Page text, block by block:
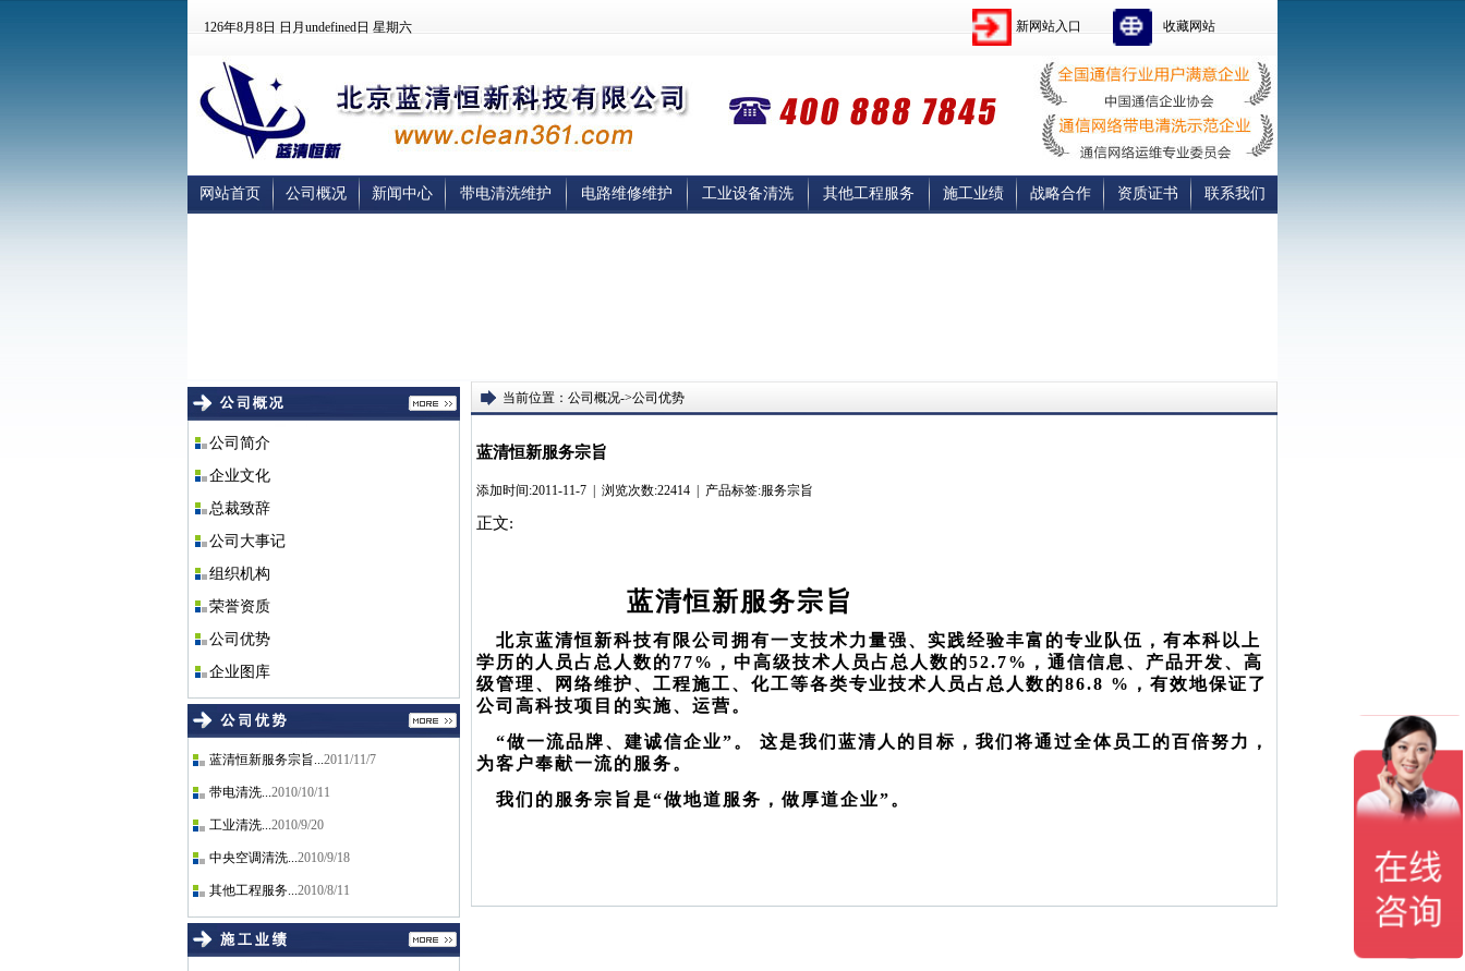
126年8月8日 日月undefined日 星期六 新网站入口 收藏网站
网站首页 公司概况 新闻中心 带电清洗维护 电路维修维护 工业设备清洗 其他工程服务 施工业绩 战略合作 资质证书 联系我们
公司简介
企业文化
总裁致辞
公司大事记
组织机构
荣誉资质
公司优势
企业图库
蓝清恒新服务宗旨...2011/11/7
带电清洗...2010/10/11
工业清洗...2010/9/20
中央空调清洗...2010/9/18
其他工程服务...2010/8/11
当前位置：公司概况->公司优势
蓝清恒新服务宗旨
添加时间:2011-11-7 | 浏览次数:22414 | 产品标签:服务宗旨
正文:
蓝清恒新服务宗旨
北京蓝清恒新科技有限公司拥有一支技术力量强、实践经验丰富的专业队伍，有本科以上
学历的人员占总人数的77%，中高级技术人员占总人数的52.7%，通信信息、产品开发、高
级管理、网络维护、工程施工、化工等各类专业技术人员占总人数的86.8 %，有效地保证了
公司高科技项目的实施、运营。
“做一流品牌、建诚信企业”。 这是我们蓝清人的目标，我们将通过全体员工的百倍努力，
为客户奉献一流的服务。
我们的服务宗旨是“做地道服务，做厚道企业”。